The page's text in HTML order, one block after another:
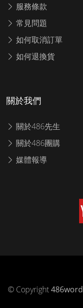
服務條款
常見問題
如何取消訂單
如何退換貨
關於我們
關於486先生
關於486團購
媒體報導
© Copyright486word